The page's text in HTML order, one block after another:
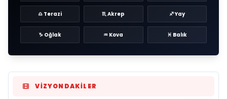
♎ Terazi ♏ Akrep ♐ Yay
♑ Oğlak ♒ Kova ♓ Balık
VIZYONDAKILER